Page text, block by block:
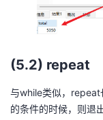
(5.2) repeat
与while类似，repeat
的条件的时候，则退